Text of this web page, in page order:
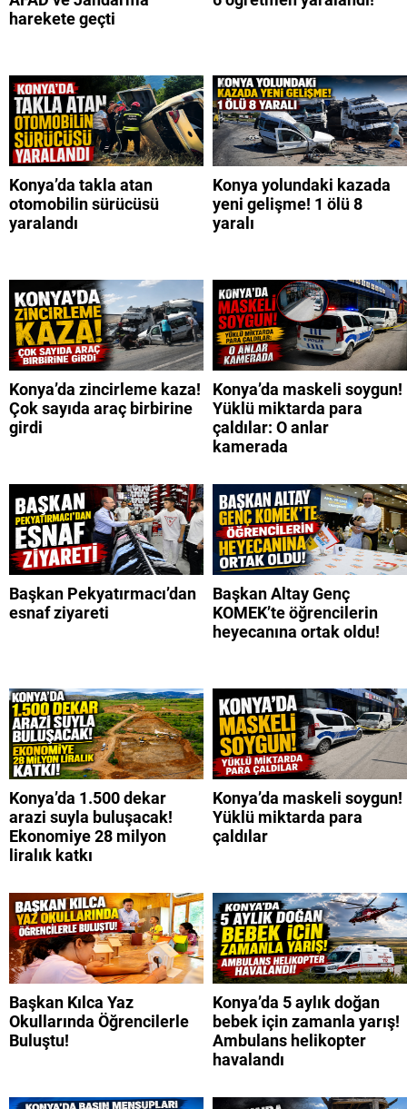
harekete geçti
Konya’da takla atan
otomobilin sürücüsü
yaralandı
Konya yolundaki kazada
yeni gelişme! 1 ölü 8
yaralı
Konya’da zincirleme kaza!
Çok sayıda araç birbirine
girdi
Konya’da maskeli soygun!
Yüklü miktarda para
çaldılar: O anlar
kamerada
Başkan Pekyatırmacı’dan
esnaf ziyareti
Başkan Altay Genç
KOMEK’te öğrencilerin
heyecanına ortak oldu!
Konya’da 1.500 dekar
arazi suyla buluşacak!
Ekonomiye 28 milyon
liralık katkı
Konya’da maskeli soygun!
Yüklü miktarda para
çaldılar
Başkan Kılca Yaz
Okullarında Öğrencilerle
Buluştu!
Konya’da 5 aylık doğan
bebek için zamanla yarış!
Ambulans helikopter
havalandı